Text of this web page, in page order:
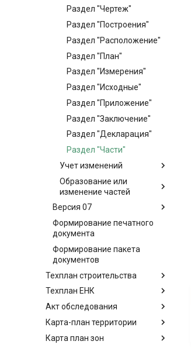
Раздел "Чертеж"
Раздел "Построения"
Раздел "Расположение"
Раздел "План"
Раздел "Измерения"
Раздел "Исходные"
Раздел "Приложение"
Раздел "Заключение"
Раздел "Декларация"
Раздел "Части"
Учет изменений
Образование или
изменение частей
Версия 07
Формирование печатного
документа
Формирование пакета
документов
Техплан строительства
Техплан ЕНК
Акт обследования
Карта-план территории
Карта план зон